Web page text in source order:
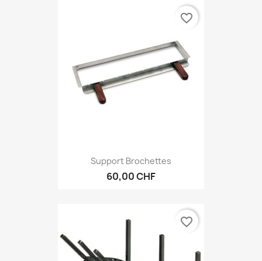
Support Brochettes
60,00 CHF
favorite_border
favorite_border